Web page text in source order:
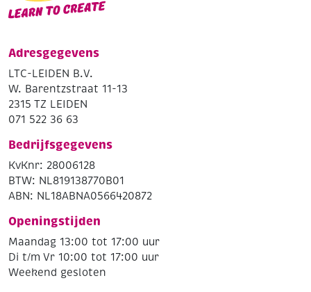
Adresgegevens
LTC-LEIDEN B.V.
W. Barentzstraat 11-13
2315 TZ LEIDEN
071 522 36 63
Bedrijfsgegevens
KvKnr: 28006128
BTW: NL819138770B01
ABN: NL18ABNA0566420872
Openingstijden
Maandag 13:00 tot 17:00 uur
Di t/m Vr 10:00 tot 17:00 uur
Weekend gesloten